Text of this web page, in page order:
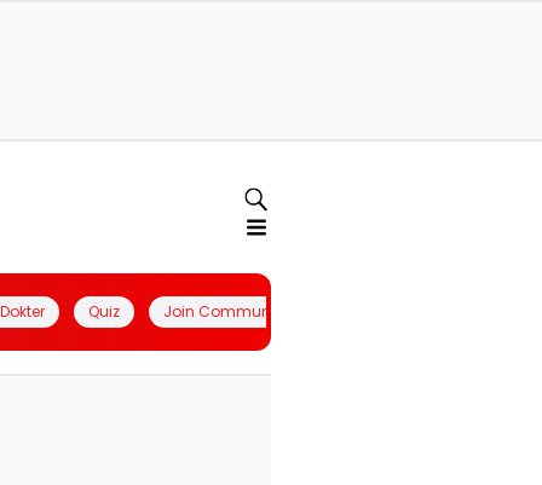
Quiz Join Community